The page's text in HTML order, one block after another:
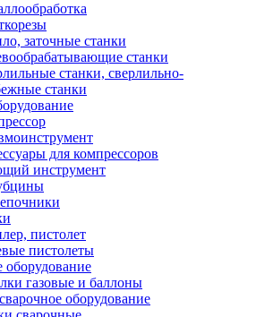
заточные станки
станки
станки, сверлильно-
станки
для компрессоров
инструмент
пистолет
пистолеты
оборудование
газовые и баллоны
оборудование